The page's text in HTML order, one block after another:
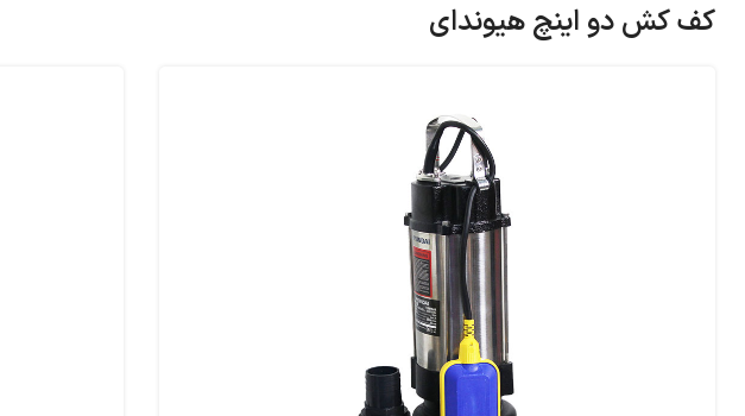
کف کش دو اینچ هیوندای